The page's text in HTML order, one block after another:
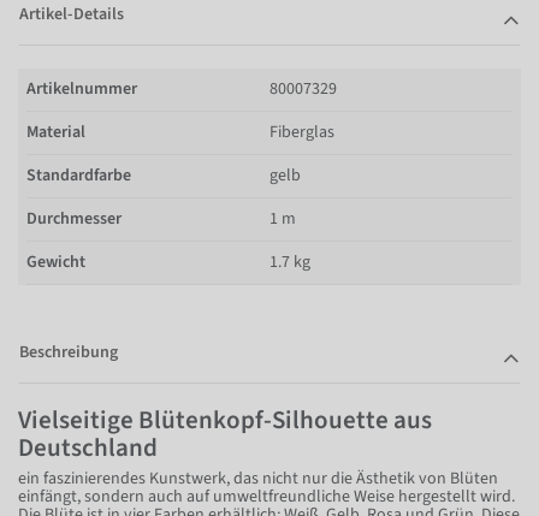
Artikel-Details
Artikelnummer
80007329
Material
Fiberglas
Standardfarbe
gelb
Durchmesser
1 m
Gewicht
1.7 kg
Beschreibung
Vielseitige Blütenkopf-Silhouette aus
Deutschland
ein faszinierendes Kunstwerk, das nicht nur die Ästhetik von Blüten
einfängt, sondern auch auf umweltfreundliche Weise hergestellt wird.